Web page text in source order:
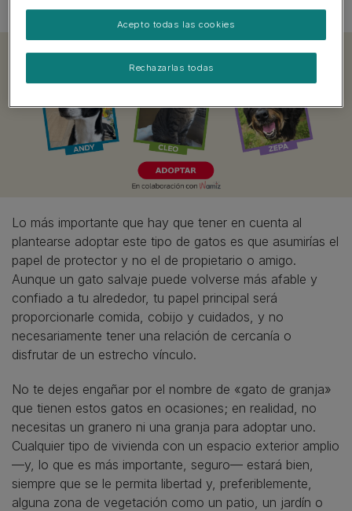
humanos.
Lo más importante que hay que tener en cuenta al
plantearse adoptar este tipo de gatos es que asumirías el
papel de protector y no el de propietario o amigo.
Aunque un gato salvaje puede volverse más afable y
confiado a tu alrededor, tu papel principal será
proporcionarle comida, cobijo y cuidados, y no
necesariamente tener una relación de cercanía o
disfrutar de un estrecho vínculo.
No te dejes engañar por el nombre de «gato de granja»
que tienen estos gatos en ocasiones; en realidad, no
necesitas un granero ni una granja para adoptar uno.
Cualquier tipo de vivienda con un espacio exterior amplio
—y, lo que es más importante, seguro— estará bien,
siempre que se le permita libertad y, preferiblemente,
alguna zona de vegetación como un patio, un jardín o
Rechazarlas todas
Acepto todas las cookies